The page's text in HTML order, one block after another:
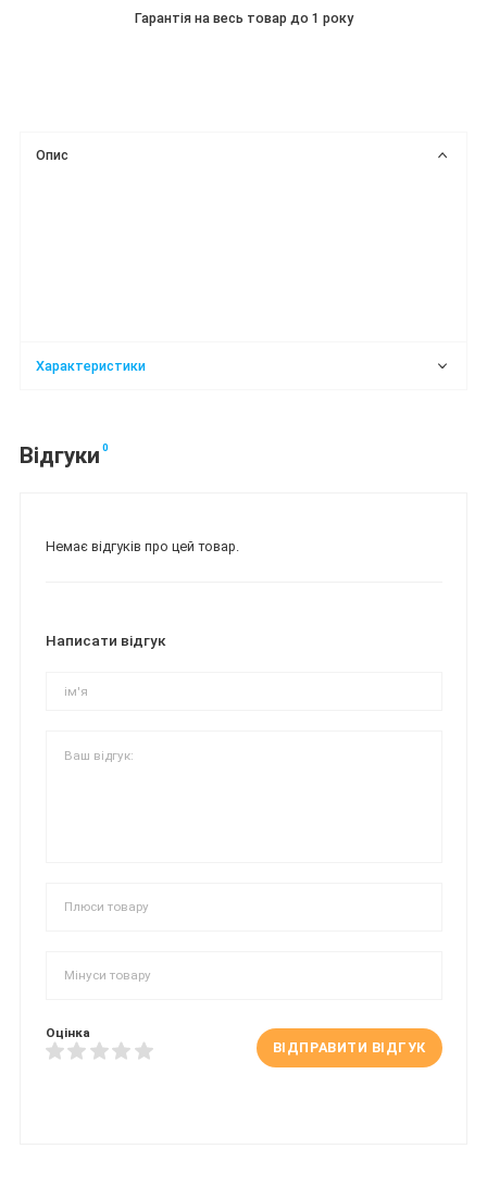
Гарантія на весь товар до 1 року
Опис
Характеристики
Відгуки 0
Немає відгуків про цей товар.
Написати відгук
Оцінка
ВІДПРАВИТИ ВІДГУК